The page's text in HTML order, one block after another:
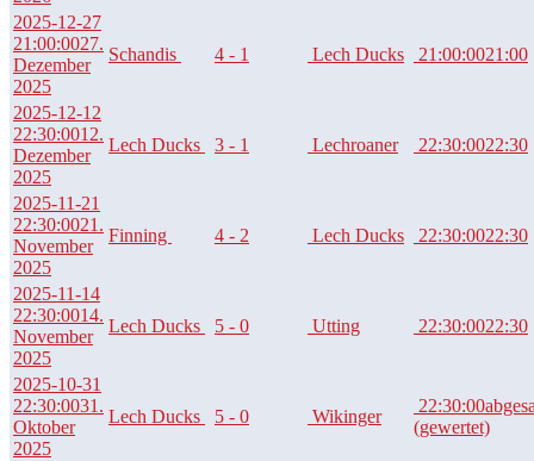
2025-12-27
21:00:0027.
Dezember
2025
Schandis 4 - 1 Lech Ducks 21:00:0021:00
2025-12-12
22:30:0012.
Dezember
2025
Lech Ducks 3 - 1 Lechroaner 22:30:0022:30
2025-11-21
22:30:0021.
November
2025
Finning 4 - 2 Lech Ducks 22:30:0022:30
2025-11-14
22:30:0014.
November
2025
Lech Ducks 5 - 0 Utting 22:30:0022:30
2025-10-31
22:30:0031.
Oktober
2025
Lech Ducks 5 - 0 Wikinger
22:30:00
(gewertet)